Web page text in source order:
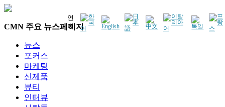
언
어
CMN 주요 뉴스페이지
뉴스
포커스
마케팅
신제품
뷰티
인터뷰